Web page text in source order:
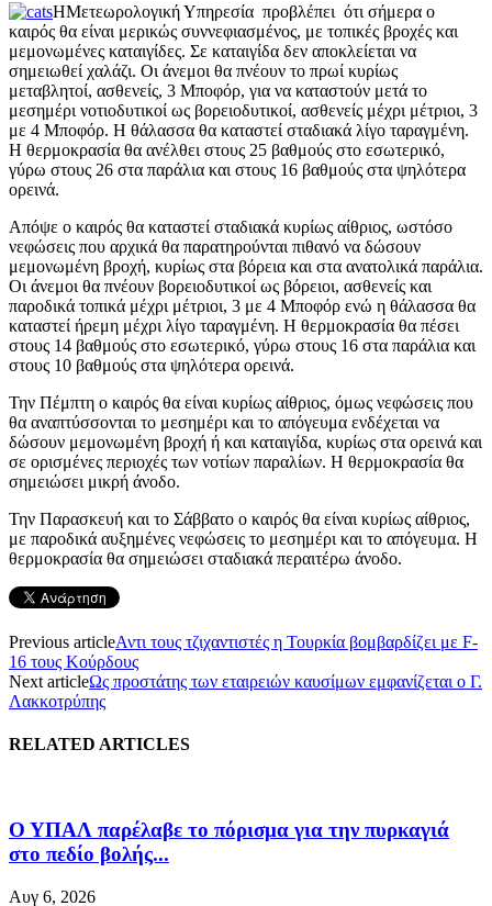
ΗΜετεωρολογική Υπηρεσία προβλέπει ότι σήμερα ο
καιρός θα είναι μερικώς συννεφιασμένος, με τοπικές βροχές και
μεμονωμένες καταιγίδες. Σε καταιγίδα δεν αποκλείεται να
σημειωθεί χαλάζι. Οι άνεμοι θα πνέουν το πρωί κυρίως
μεταβλητοί, ασθενείς, 3 Μποφόρ, για να καταστούν μετά το
μεσημέρι νοτιοδυτικοί ως βορειοδυτικοί, ασθενείς μέχρι μέτριοι, 3
με 4 Μποφόρ. Η θάλασσα θα καταστεί σταδιακά λίγο ταραγμένη.
Η θερμοκρασία θα ανέλθει στους 25 βαθμούς στο εσωτερικό,
γύρω στους 26 στα παράλια και στους 16 βαθμούς στα ψηλότερα
ορεινά.
Απόψε ο καιρός θα καταστεί σταδιακά κυρίως αίθριος, ωστόσο
νεφώσεις που αρχικά θα παρατηρούνται πιθανό να δώσουν
μεμονωμένη βροχή, κυρίως στα βόρεια και στα ανατολικά παράλια.
Οι άνεμοι θα πνέουν βορειοδυτικοί ως βόρειοι, ασθενείς και
παροδικά τοπικά μέχρι μέτριοι, 3 με 4 Μποφόρ ενώ η θάλασσα θα
καταστεί ήρεμη μέχρι λίγο ταραγμένη. Η θερμοκρασία θα πέσει
στους 14 βαθμούς στο εσωτερικό, γύρω στους 16 στα παράλια και
στους 10 βαθμούς στα ψηλότερα ορεινά.
Την Πέμπτη ο καιρός θα είναι κυρίως αίθριος, όμως νεφώσεις που
θα αναπτύσσονται το μεσημέρι και το απόγευμα ενδέχεται να
δώσουν μεμονωμένη βροχή ή και καταιγίδα, κυρίως στα ορεινά και
σε ορισμένες περιοχές των νοτίων παραλίων. Η θερμοκρασία θα
σημειώσει μικρή άνοδο.
Την Παρασκευή και το Σάββατο ο καιρός θα είναι κυρίως αίθριος,
με παροδικά αυξημένες νεφώσεις το μεσημέρι και το απόγευμα. Η
θερμοκρασία θα σημειώσει σταδιακά περαιτέρω άνοδο.
Previous articleΑντι τους τζιχαντιστές η Τουρκία βομβαρδίζει με F-
16 τους Κούρδους
Next articleΩς προστάτης των εταιρειών καυσίμων εμφανίζεται ο Γ.
Λακκοτρύπης
RELATED ARTICLES
Ο ΥΠΑΛ παρέλαβε το πόρισμα για την πυρκαγιά
στο πεδίο βολής...
Αυγ 6, 2026